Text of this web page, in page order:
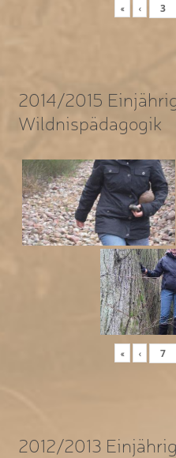
« ‹
2014/2015
Wildnispädagogik
« ‹
2012/2013